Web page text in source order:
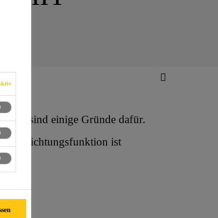
sind einige Gründe dafür.
Abdichtungsfunktion ist